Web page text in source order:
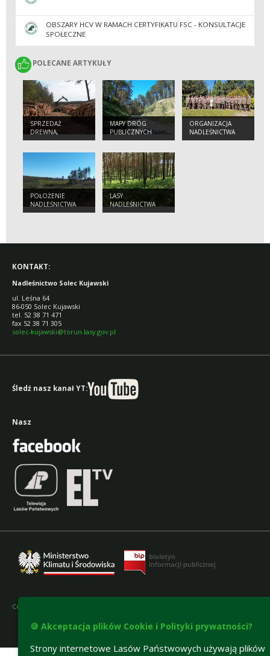
OBSZARY HCV W RAMACH CERTYFIKATU FSC - KONSULTACJE
SPOŁECZNE
POLECANE ARTYKUŁY
POLECANE ARTYKUŁY
SPRZEDAŻ
DREWNA,
CHOINEK I
MAPY DRÓG
PUBLICZNYCH
ORGANIZACJA
NADLEŚNICTWA
POŁOŻENIE
NADLEŚNICTWA
LASY
NADLEŚNICTWA
KONTAKT:
Nadleśnictwo Solec Kujawski
ul. Leśna 64
86-050 Solec Kujawski
tel. 52 38 71 471
fax 52 38 71 305
solec-kujawski@torun.lasy.gov.pl
Śledź nasz kanał YT:
Nasz
Certyfikaty FSC i PEFC
🍪 Akceptacja plików Cookie i Polityki prywatności?
Strony internetowe Lasów Państwowych używają plików